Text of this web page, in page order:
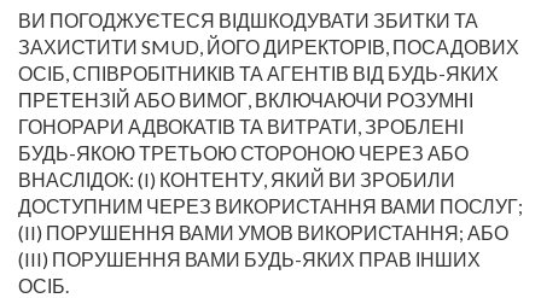
ВИ ПОГОДЖУЄТЕСЯ ВІДШКОДУВАТИ ЗБИТКИ ТА
ЗАХИСТИТИ SMUD, ЙОГО ДИРЕКТОРІВ, ПОСАДОВИХ
ОСІБ, СПІВРОБІТНИКІВ ТА АГЕНТІВ ВІД БУДЬ-ЯКИХ
ПРЕТЕНЗІЙ АБО ВИМОГ, ВКЛЮЧАЮЧИ РОЗУМНІ
ГОНОРАРИ АДВОКАТІВ ТА ВИТРАТИ, ЗРОБЛЕНІ
БУДЬ-ЯКОЮ ТРЕТЬОЮ СТОРОНОЮ ЧЕРЕЗ АБО
ВНАСЛІДОК: (I) КОНТЕНТУ, ЯКИЙ ВИ ЗРОБИЛИ
ДОСТУПНИМ ЧЕРЕЗ ВИКОРИСТАННЯ ВАМИ ПОСЛУГ;
(II) ПОРУШЕННЯ ВАМИ УМОВ ВИКОРИСТАННЯ; АБО
(III) ПОРУШЕННЯ ВАМИ БУДЬ-ЯКИХ ПРАВ ІНШИХ
ОСІБ.